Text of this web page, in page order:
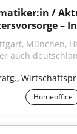
/
–
München,
auch
Homeoffice